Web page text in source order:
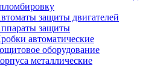
защиты двигателей
защиты
автоматические
оборудование
металлические